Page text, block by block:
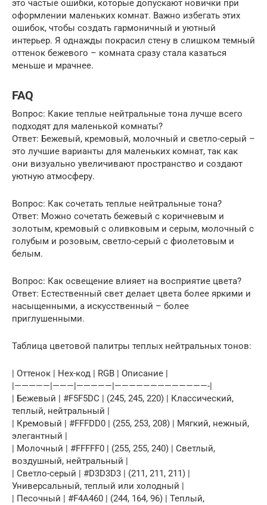
это частые ошибки, которые допускают новички при
оформлении маленьких комнат. Важно избегать этих
ошибок, чтобы создать гармоничный и уютный
интерьер. Я однажды покрасил стену в слишком темный
оттенок бежевого – комната сразу стала казаться
меньше и мрачнее.
FAQ
Вопрос: Какие теплые нейтральные тона лучше всего
подходят для маленькой комнаты?
Ответ: Бежевый, кремовый, молочный и светло-серый –
это лучшие варианты для маленьких комнат, так как
они визуально увеличивают пространство и создают
уютную атмосферу.
Вопрос: Как сочетать теплые нейтральные тона?
Ответ: Можно сочетать бежевый с коричневым и
золотым, кремовый с оливковым и серым, молочный с
голубым и розовым, светло-серый с фиолетовым и
белым.
Вопрос: Как освещение влияет на восприятие цвета?
Ответ: Естественный свет делает цвета более яркими и
насыщенными, а искусственный – более
приглушенными.
Таблица цветовой палитры теплых нейтральных тонов:
| Оттенок | Hex-код | RGB | Описание |
|—————|———|—————|—————————————-|
| Бежевый | #F5F5DC | (245, 245, 220) | Классический,
теплый, нейтральный |
| Кремовый | #FFFDD0 | (255, 253, 208) | Мягкий, нежный,
элегантный |
| Молочный | #FFFFF0 | (255, 255, 240) | Светлый,
воздушный, нейтральный |
| Светло-серый | #D3D3D3 | (211, 211, 211) |
Универсальный, теплый или холодный |
| Песочный | #F4A460 | (244, 164, 96) | Теплый,